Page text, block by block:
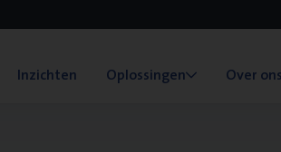
Inzichten Oplossingen Over ons